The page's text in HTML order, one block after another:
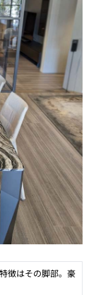
徴はその脚部。豪